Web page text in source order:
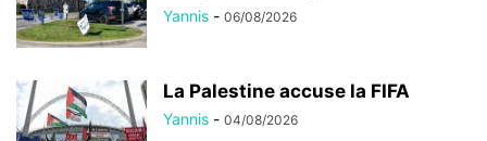
Yannis - 06/08/2026
La Palestine accuse la FIFA
Yannis - 04/08/2026